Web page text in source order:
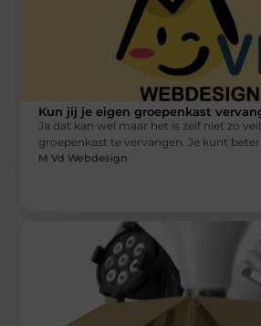
Kun jij je eigen groepenkast
Ja dat kan wel maar het is zelf niet zo
groepenkast te vervangen. Je kunt beter
M Vd Webdesign